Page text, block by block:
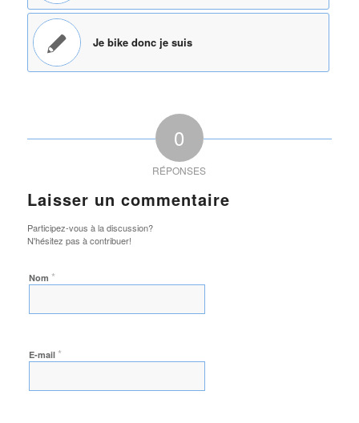
Je bike donc je suis
0
RÉPONSES
Laisser un commentaire
Participez-vous à la discussion?
N'hésitez pas à contribuer!
Nom *
E-mail *